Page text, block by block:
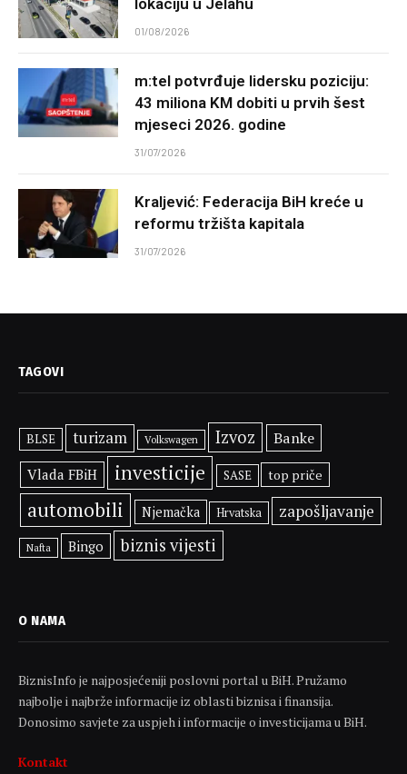
01/08/2026
m:tel potvrđuje lidersku poziciju:
43 miliona KM dobiti u prvih šest
mjeseci 2026. godine
31/07/2026
Kraljević: Federacija BiH kreće u
reformu tržišta kapitala
31/07/2026
TAGOVI
BLSE turizam Volkswagen Izvoz Banke
Vlada FBiH investicije SASE top priče
automobili Njemačka Hrvatska zapošljavanje
Nafta Bingo biznis vijesti
O NAMA
BiznisInfo je najposjećeniji poslovni portal u BiH. Pružamo
najbolje i najbrže informacije iz oblasti biznisa i finansija.
Donosimo savjete za uspjeh i informacije o investicijama u BiH.
Kontakt